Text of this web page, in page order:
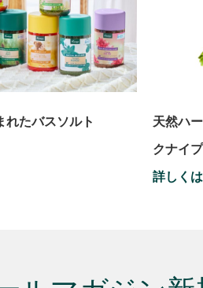
れたバスソルト
天然ハ
クナイ
詳しく